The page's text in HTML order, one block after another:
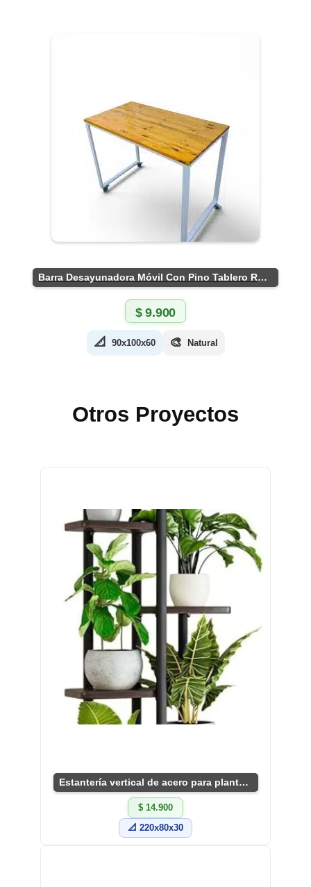
Barra Desayunadora Móvil Con Pino Tablero Rústico
$9.900
📐 90x100x60 🎨 Natural
Otros Proyectos
Estantería vertical de acero para plantas indoor
$ 14.900
📐 220x80x30